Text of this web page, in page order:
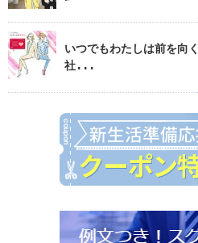
いつでもわたしは前を向
社...